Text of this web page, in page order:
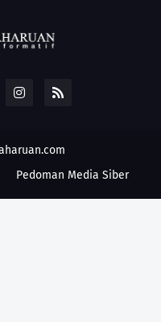
Pedoman Media Siber